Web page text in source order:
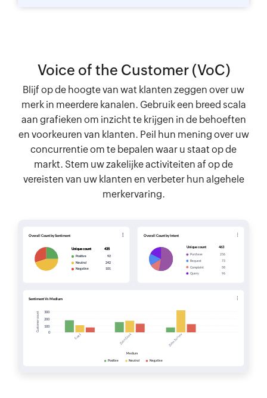
Voice of the Customer (VoC)
Blijf op de hoogte van wat klanten zeggen over uw
merk in meerdere kanalen. Gebruik een breed scala
aan grafieken om inzicht te krijgen in de behoeften
en voorkeuren van klanten. Peil hun mening over uw
concurrentie om te bepalen waar u staat op de
markt. Stem uw zakelijke activiteiten af op de
vereisten van uw klanten en verbeter hun algehele
merkervaring.